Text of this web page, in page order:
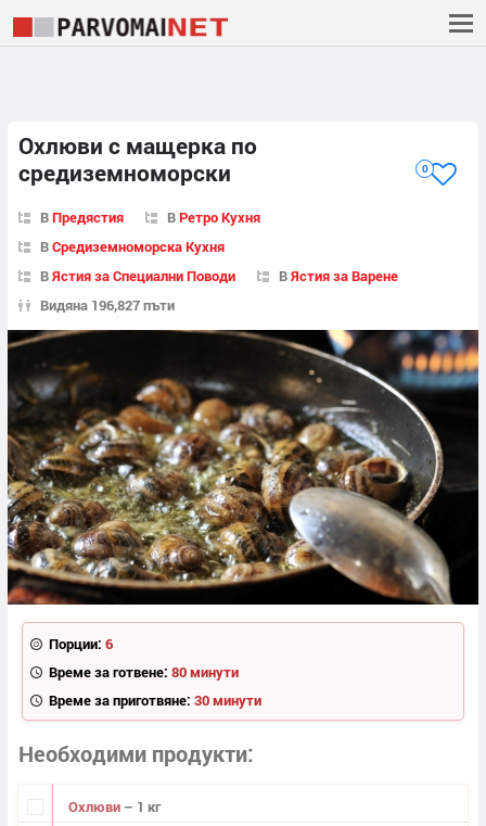
Охлюви с мащерка по
средиземноморски
0
ВПредястия ВРетро Кухня
ВСредиземноморска Кухня
ВЯстия за Специални Поводи ВЯстия за Варене
Видяна 196,827 пъти
Порции: 6
Време за готвене: 80 минути
Време за приготвяне: 30 минути
Необходими продукти
Охлюви – 1 кг